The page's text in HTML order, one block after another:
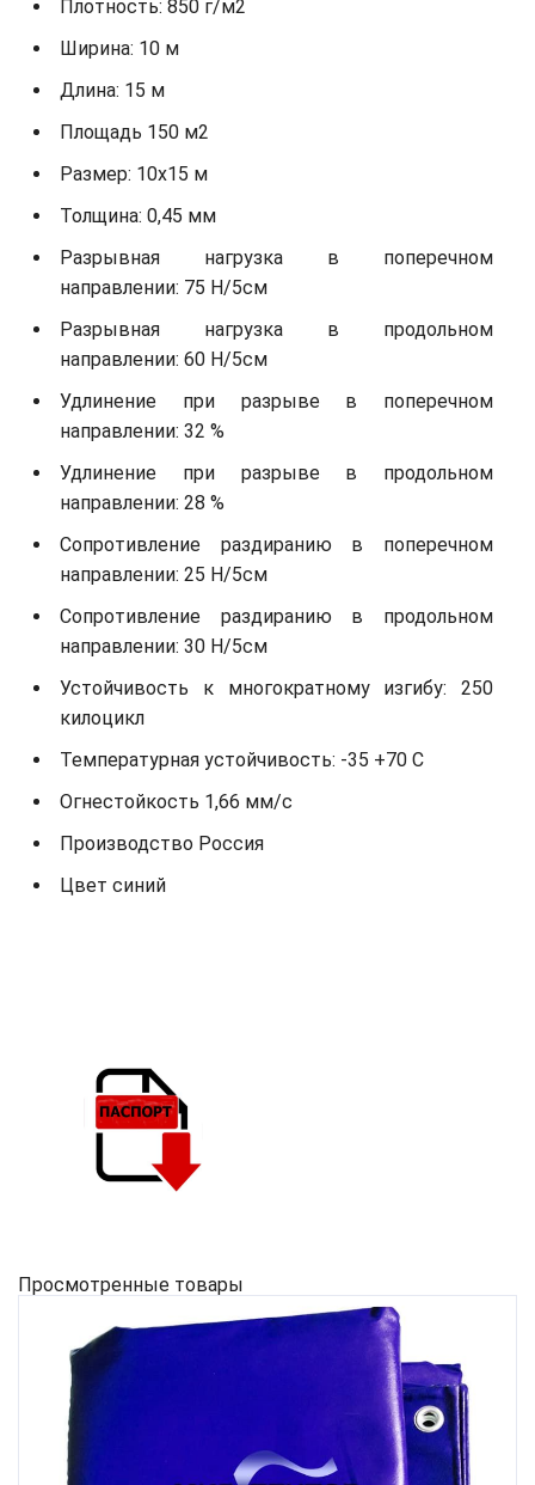
Плотность: 850 г/м2
Ширина: 10 м
Длина: 15 м
Площадь 150 м2
Размер: 10х15 м
Толщина: 0,45 мм
Разрывная нагрузка в поперечном
направлении: 75 Н/5см
Разрывная нагрузка в продольном
направлении: 60 Н/5см
Удлинение при разрыве в поперечном
направлении: 32 %
Удлинение при разрыве в продольном
направлении: 28 %
Сопротивление раздиранию в поперечном
направлении: 25 Н/5см
Сопротивление раздиранию в продольном
направлении: 30 Н/5см
Устойчивость к многократному изгибу: 250
килоцикл
Температурная устойчивость: -35 +70 С
Огнестойкость 1,66 мм/с
Производство Россия
Цвет синий
Просмотренные товары